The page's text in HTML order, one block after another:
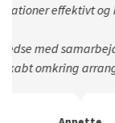
stor
vores behov.
tilgang og